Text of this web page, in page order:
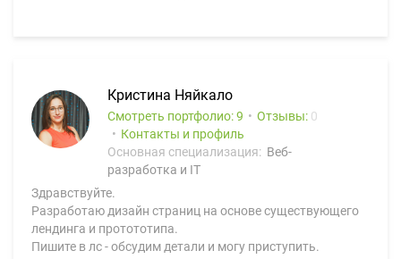
Кристина Няйкало
Смотреть портфолио: 9 Отзывы: 0
Контакты и профиль
Основная специализация: Веб-
разработка и IT
Здравствуйте.
Разработаю дизайн страниц на основе существующего
лендинга и протототипа.
Пишите в лс - обсудим детали и могу приступить.